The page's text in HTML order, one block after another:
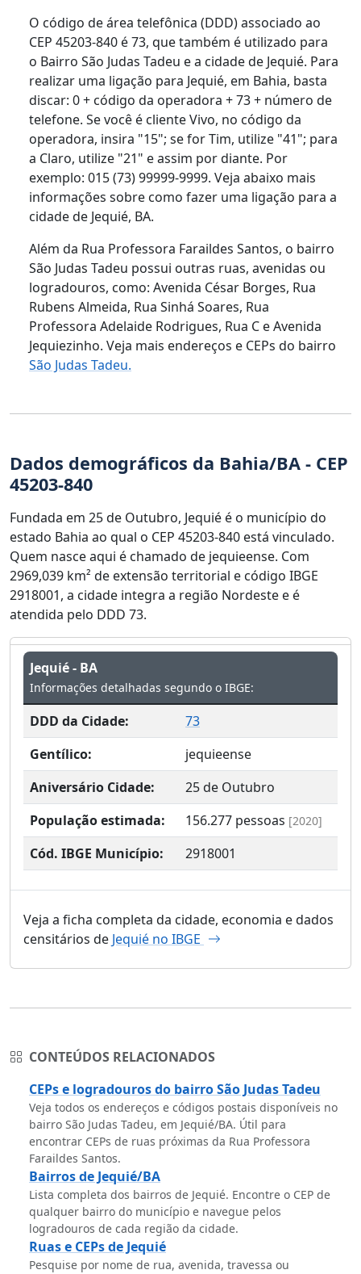
O código de área telefônica (DDD) associado ao
CEP 45203-840 é 73, que também é utilizado para
o Bairro São Judas Tadeu e a cidade de Jequié. Para
realizar uma ligação para Jequié, em Bahia, basta
discar: 0 + código da operadora + 73 + número de
telefone. Se você é cliente Vivo, no código da
operadora, insira "15"; se for Tim, utilize "41"; para
a Claro, utilize "21" e assim por diante. Por
exemplo: 015 (73) 99999-9999. Veja abaixo mais
informações sobre como fazer uma ligação para a
cidade de Jequié, BA.
Além da Rua Professora Faraildes Santos, o bairro
São Judas Tadeu possui outras ruas, avenidas ou
logradouros, como: Avenida César Borges, Rua
Rubens Almeida, Rua Sinhá Soares, Rua
Professora Adelaide Rodrigues, Rua C e Avenida
Jequiezinho. Veja mais endereços e CEPs do bairro
São Judas Tadeu.
Dados demográficos da Bahia/BA - CEP
45203-840
Fundada em 25 de Outubro, Jequié é o município do
estado Bahia ao qual o CEP 45203-840 está vinculado.
Quem nasce aqui é chamado de jequieense. Com
2969,039 km² de extensão territorial e código IBGE
2918001, a cidade integra a região Nordeste e é
atendida pelo DDD 73.
Jequié - BA
Informações detalhadas segundo o IBGE:
DDD da Cidade:
73
Gentílico:
jequieense
Aniversário Cidade:
25 de Outubro
População estimada:
156.277 pessoas [2020]
Cód. IBGE Município: 2918001
Veja a ficha completa da cidade, economia e dados
censitários de Jequié no IBGE
CONTEÚDOS RELACIONADOS
CEPs e logradouros do bairro São Judas Tadeu
Veja todos os endereços e códigos postais disponíveis no
bairro São Judas Tadeu, em Jequié/BA. Útil para
encontrar CEPs de ruas próximas da Rua Professora
Faraildes Santos.
Bairros de Jequié/BA
Lista completa dos bairros de Jequié. Encontre o CEP de
qualquer bairro do município e navegue pelos
logradouros de cada região da cidade.
Ruas e CEPs de Jequié
Pesquise por nome de rua, avenida, travessa ou